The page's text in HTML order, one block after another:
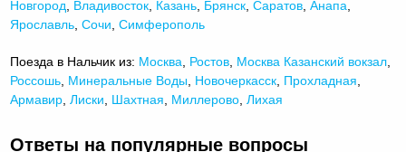
Новгород
Владивосток Казань Брянск ,Саратов ,Анапа
Ярославль ,Сочи ,Симферополь
Поезда в Нальчик из: Москва Ростов Москва Казанский вокзал
Россошь Минеральные Воды Новочеркасск Прохладная
Армавир ,Лиски Шахтная Миллерово ,Лихая
Ответы на популярные вопросы